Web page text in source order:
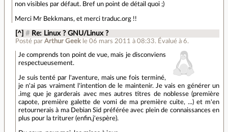
non visibles par défaut. Bref un point de détail quoi ;)
Merci Mr Bekkmans, et merci traduc.org !!
[^] # Re: Linux ? GNU/Linux ?
Posté par Arthur Geek le 06 mars 2011 à 08:33. Évalué à 6.
Je comprends ton point de vue, mais je disconviens
respectueusement.
Je suis tenté par l'aventure, mais une fois terminé,
je n'ai pas vraiment l'intention de le maintenir. Je vais en générer un
.img que je garderais avec mes autres titres de noblesse (première
capote, première galette de vomi de ma première cuite, ...) et m'en
retournerais à ma Debian Sid préférée avec plein de connaissances en
plus pour la triturer (enfin,j'espère).